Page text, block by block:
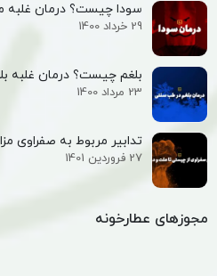
سودا چیست؟ درمان
29 خرداد 1400
بلغم چیست؟ درمان غلبه
23 مرداد 1400
تدابیر مربوط به صفراوی
27 فروردین 1401
مجوزهای عطارخونه